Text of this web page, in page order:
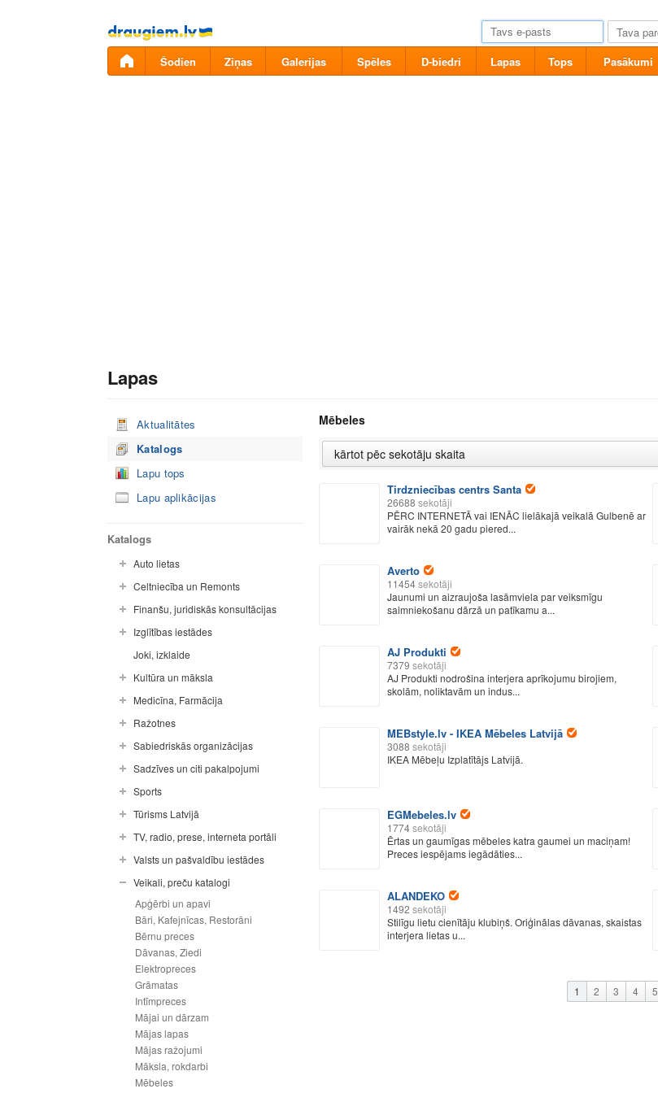
Pāriet
uz
saturu
Šodien Ziņas Galerijas Spēles D-biedri Lapas Tops Pasākumi
Lapas
Aktualitātes
Katalogs
Lapu tops
Lapu aplikācijas
Katalogs
Auto lietas
Celtniecība un Remonts
Finanšu, juridiskās konsultācijas
Izglītības iestādes
Joki, izklaide
Kultūra un māksla
Medicīna, Farmācija
Ražotnes
Sabiedriskās organizācijas
Sadzīves un citi pakalpojumi
Sports
Tūrisms Latvijā
TV, radio, prese, interneta portāli
Valsts un pašvaldību iestādes
Veikali, preču katalogi
Apģērbi un apavi
Bāri, Kafejnīcas, Restorāni
Bērnu preces
Dāvanas, Ziedi
Elektropreces
Grāmatas
Intīmpreces
Mājai un dārzam
Mājas lapas
Mājas ražojumi
Māksla, rokdarbi
Mēbeles
Mēbeles
Tirdzniecības centrs Santa
26688 sekotāji
PĒRC INTERNETĀ vai IENĀC lielākajā veikalā Gulbenē ar
vairāk nekā 20 gadu piered...
Averto
11454sekotāji
Jaunumi un aizraujoša lasāmviela par veiksmīgu
saimniekošanu dārzā un patīkamu a...
AJ Produkti
7379 sekotāji
AJ Produkti nodrošina interjera aprīkojumu birojiem,
skolām, noliktavām un indus...
MEBstyle.lv - IKEA Mēbeles Latvijā
3088 sekotāji
IKEA Mēbeļu Izplatītājs Latvijā.
EGMebeles.lv
1774sekotāji
Ērtas un gaumīgas mēbeles katra gaumei un maciņam!
Preces iespējams iegādāties...
ALANDEKO
1492 sekotāji
Stilīgu lietu cienītāju klubiņš. Oriģinālas dāvanas, skaistas
interjera lietas u...
1 2 3 4 5